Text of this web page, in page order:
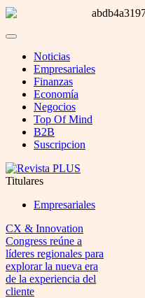
Noticias
Empresariales
Finanzas
Economía
Negocios
Top Of Mind
B2B
Suscripcion
Titulares
Empresariales
CX & Innovation
Congress reúne a
líderes regionales para
explorar la nueva era
de la experiencia del
cliente